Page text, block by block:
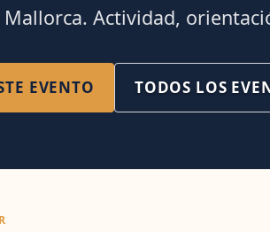
Actividad,
EVENTO TODOS LOS